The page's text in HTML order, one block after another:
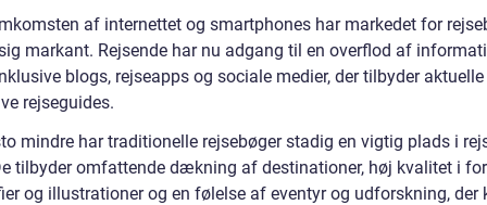
af internettet og smartphones har markedet for
markant. Rejsende har nu adgang til en overflod af
blogs, rejseapps og sociale medier, der tilbyder
rejseguides.
mindre har traditionelle rejsebøger stadig en vigtig plads i
tilbyder omfattende dækning af destinationer, høj kvalitet i
og illustrationer og en følelse af eventyr og udforskning, der